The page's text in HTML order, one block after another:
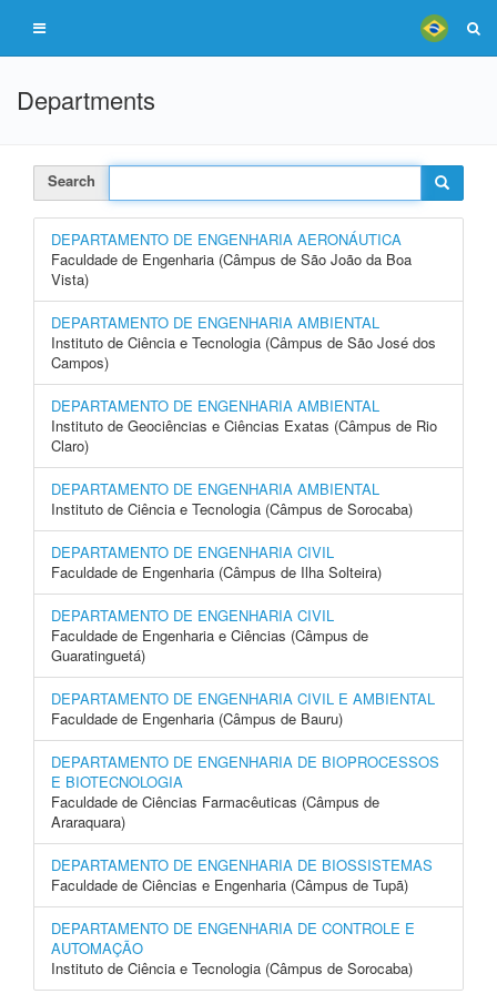
Departments
Search
DEPARTAMENTO DE ENGENHARIA AERONÁUTICA
Faculdade de Engenharia (Câmpus de São João da Boa
Vista)
DEPARTAMENTO DE ENGENHARIA AMBIENTAL
Instituto de Ciência e Tecnologia (Câmpus de São José dos
Campos)
DEPARTAMENTO DE ENGENHARIA AMBIENTAL
Instituto de Geociências e Ciências Exatas (Câmpus de Rio
Claro)
DEPARTAMENTO DE ENGENHARIA AMBIENTAL
Instituto de Ciência e Tecnologia (Câmpus de Sorocaba)
DEPARTAMENTO DE ENGENHARIA CIVIL
Faculdade de Engenharia (Câmpus de Ilha Solteira)
DEPARTAMENTO DE ENGENHARIA CIVIL
Faculdade de Engenharia e Ciências (Câmpus de
Guaratinguetá)
DEPARTAMENTO DE ENGENHARIA CIVIL E AMBIENTAL
Faculdade de Engenharia (Câmpus de Bauru)
DEPARTAMENTO DE ENGENHARIA DE BIOPROCESSOS
E BIOTECNOLOGIA
Faculdade de Ciências Farmacêuticas (Câmpus de
Araraquara)
DEPARTAMENTO DE ENGENHARIA DE BIOSSISTEMAS
Faculdade de Ciências e Engenharia (Câmpus de Tupã)
DEPARTAMENTO DE ENGENHARIA DE CONTROLE E
AUTOMAÇÃO
Instituto de Ciência e Tecnologia (Câmpus de Sorocaba)